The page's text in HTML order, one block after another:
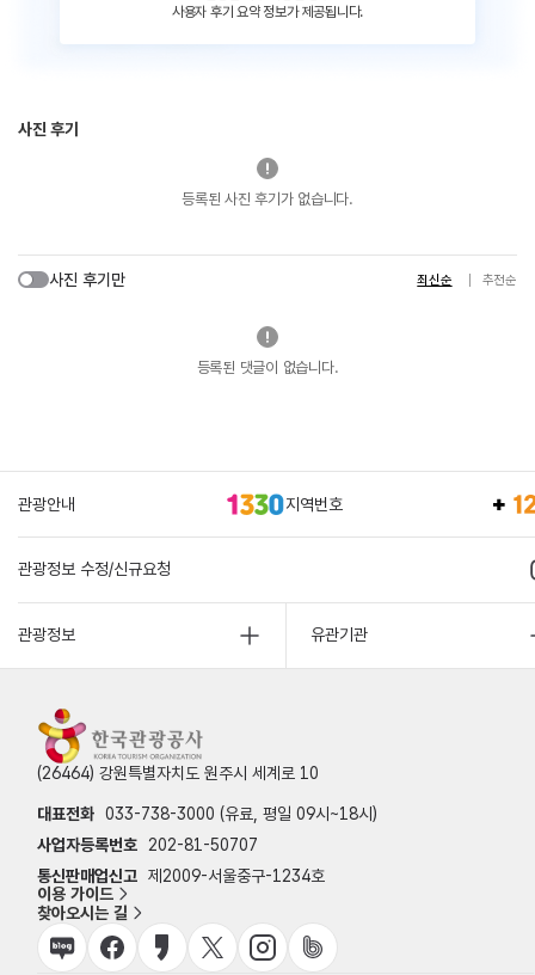
사용자 후기 요약 정보가 제공됩니다.
사진 후기
등록된 사진 후기가 없습니다.
사진 후기만 최신순 추천순
등록된 댓글이 없습니다.
관광안내 지역번호
관광정보 수정/신규요청
관광정보 유관기관
(26464) 강원특별자치도 원주시 세계로 10
대표전화 033-738-3000 (유료, 평일 09시~18시)
사업자등록번호
202-81-50707
통신판매업신고 제2009-서울중구-1234호
이용 가이드
찾아오시는 길